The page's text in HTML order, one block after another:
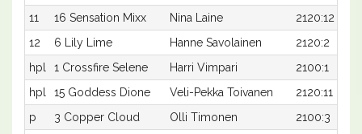
11
16 Sensation Mixx Nina Laine
2120:12
12
6 Lily Lime Hanne Savolainen
2120:2
hpl
1 Crossfire Selene Harri Vimpari
2100:1
hpl
15 Goddess Dione Veli-Pekka Toivanen
2120:11
p
3 Copper Cloud Olli Timonen
2100:3